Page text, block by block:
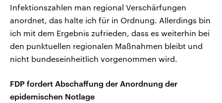
Infektionszahlen man regional Verschärfungen
anordnet, das halte ich für in Ordnung. Allerdings bin
ich mit dem Ergebnis zufrieden, dass es weiterhin bei
den punktuellen regionalen Maßnahmen bleibt und
nicht bundeseinheitlich vorgenommen wird.
FDP fordert Abschaffung der Anordnung der
epidemischen Notlage